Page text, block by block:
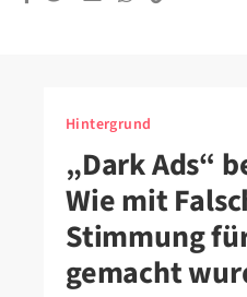
Hintergrund
„Dark Ads“
Wie mit
Stimmung
gemacht